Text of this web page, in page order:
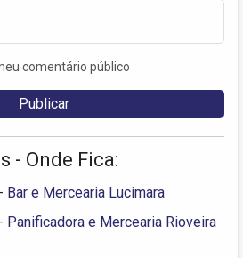
comentário público
- Onde Fica:
- Bar e Mercearia Lucimara
- Panificadora e Mercearia Rioveira